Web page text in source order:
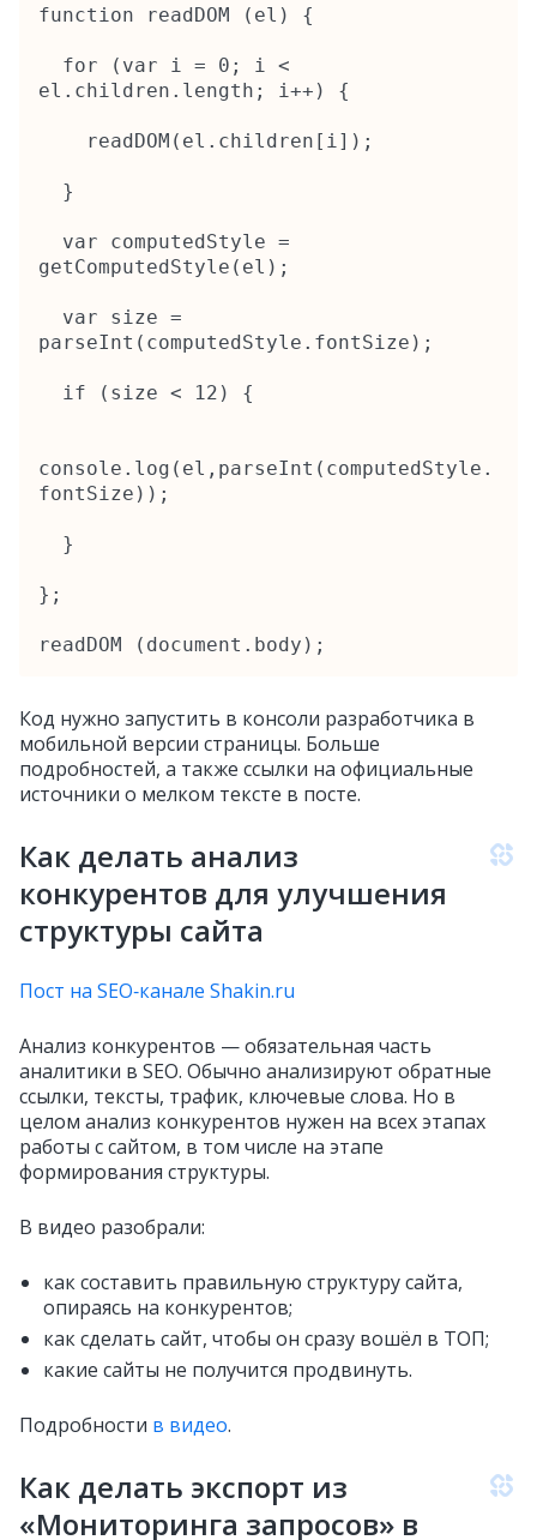
function readDOM (el) {
el.children.length; i++) {
getComputedStyle(el);
parseInt(computedStyle.fontSize);
console.log(el,parseInt(computedStyle.
fontSize));
};
readDOM (document.body);
Код нужно запустить в консоли разработчика в
мобильной версии страницы. Больше
подробностей, а также ссылки на официальные
источники о мелком тексте в посте.
Как делать анализ
конкурентов для улучшения
структуры сайта
Пост на SEO‑канале Shakin.ru
Анализ конкурентов — обязательная часть
аналитики в SEO. Обычно анализируют обратные
ссылки, тексты, трафик, ключевые слова. Но в
целом анализ конкурентов нужен на всех этапах
работы с сайтом, в том числе на этапе
формирования структуры.
В видео разобрали:
как составить правильную структуру сайта,
опираясь на конкурентов;
как сделать сайт, чтобы он сразу вошёл в ТОП;
какие сайты не получится продвинуть.
Подробности в видео.
Как делать экспорт из
«Мониторинга запросов» в